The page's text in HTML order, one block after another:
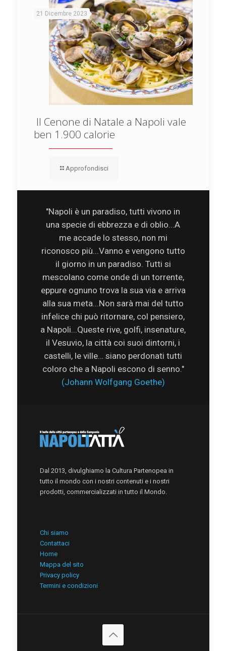
21 Dicembre 2023
Il Cenone di Natale a Napoli vale
ben 1.900 calorie
Approfondisci
"Napoli è un paradiso, tutti vivono in
una specie di ebbrezza e di oblio...A
me accade lo stesso, non mi
riconosco più...Vanno e vengono tutto
il giorno in un paradiso. Tutti si
mescolano come onde di un torrente,
eppure ognuno trova la sua via e arriva
alla sua meta...Non sarà mai del tutto
infelice chi può ritornare, col pensiero,
a Napoli...Queste rive, golfi, insenature,
il Vesuvio, la città coi suoi dintorni, i
castelli, le ville… siano perdonati tutti
coloro che a Napoli escono di senno."
(Johann Wolfgang Goethe)
Dal 2013, divulghiamo la Cultura Partenopea in
tutto il mondo con i nostri contenuti e i nostri
prodotti, commercializzati in tutto il Mondo.
Chi siamo
Contattaci
Home
Mappa del sito
Privacy policy
Termini e condizioni